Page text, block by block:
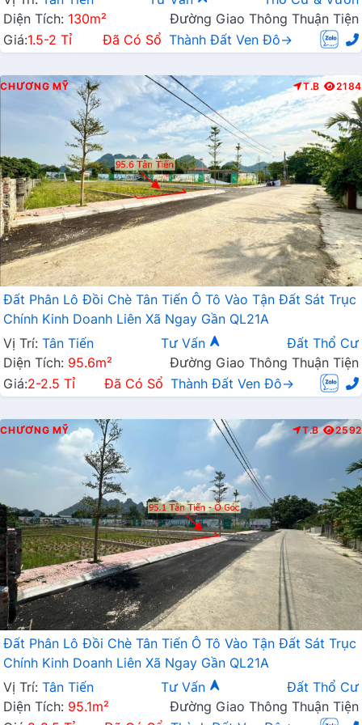
Diện Tích: 130m²
Đường Giao Thông Thuận Tiện
Giá:1.5-2 Tỉ Đã Có Sổ Thành Đất Ven Đô→
CHƯƠNG MỸ T.B 2184
Đất Phân Lô Đồi Chè Tân Tiến Ô Tô Vào Tận Đất Sát Trục
Chính Kinh Doanh Liên Xã Ngay Gần QL21A
Vị Trí: Tân Tiến Tư Vấn
Đất Thổ Cư
Diện Tích: 95.6m²
Đường Giao Thông Thuận Tiện
Giá:2-2.5 Tỉ Đã Có Sổ Thành Đất Ven Đô→
CHƯƠNG MỸ T.B 2592
Đất Phân Lô Đồi Chè Tân Tiến Ô Tô Vào Tận Đất Sát Trục
Chính Kinh Doanh Liên Xã Ngay Gần QL21A
Vị Trí: Tân Tiến Tư Vấn
Đất Thổ Cư
Diện Tích: 95.1m²
Đường Giao Thông Thuận Tiện